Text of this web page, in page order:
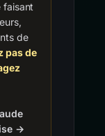
faisant
de
pas de
→